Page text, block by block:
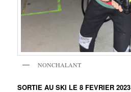
NONCHALANT
SORTIE AU SKI LE 8 FEVRIER 2023